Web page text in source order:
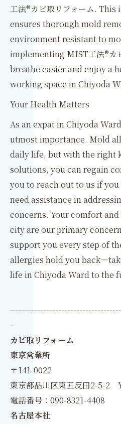
工法®カビ取リフォーム.
ensures thorough mold
environment resistant to
implementing MIST工法®カ
breathe easier and enjoy a
working space in Chiyoda
Your Health Matters
As an expat in Chiyoda
utmost importance. Mold
daily life, but with the right
solutions, you can regain
you to reach out to us if
need assistance in
concerns. Your comfort
city are our primary
support you every step of
allergies hold you
life in Chiyoda Ward to the
-
カビ取リフォーム
東京営業所
〒141-0022
東京都品川区東五反田2-5-2
電話番号：090-8321-4408
名古屋本社